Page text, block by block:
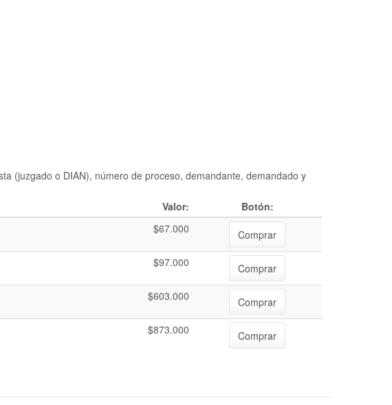
(juzgado o DIAN), número de proceso, demandante, demandado y
Valor:
Botón:
$67.000
Comprar
$97.000
Comprar
$603.000
Comprar
$873.000 Comprar